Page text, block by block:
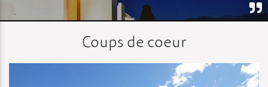
Coups de coeur